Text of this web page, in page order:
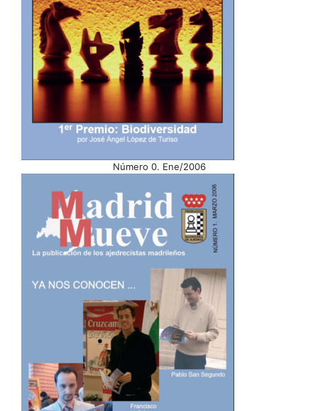
Número 0. Ene/2006